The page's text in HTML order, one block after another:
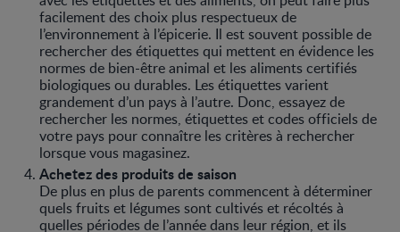
facilement des choix plus respectueux de
l’environnement à l’épicerie. Il est souvent possible de
rechercher des étiquettes qui mettent en évidence les
normes de bien-être animal et les aliments certifiés
biologiques ou durables. Les étiquettes varient
grandement d’un pays à l’autre. Donc, essayez de
rechercher les normes, étiquettes et codes officiels de
votre pays pour connaître les critères à rechercher
lorsque vous magasinez.
Achetez des produits de saison
De plus en plus de parents commencent à déterminer
quels fruits et légumes sont cultivés et récoltés à
quelles périodes de l’année dans leur région, et ils